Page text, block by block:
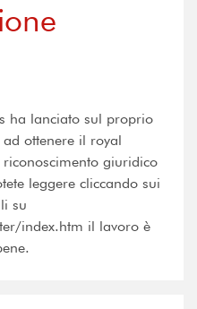
ha lanciato sul proprio
ottenere il royal
giuridico
leggere cliccando sui
su
index.htm il lavoro è